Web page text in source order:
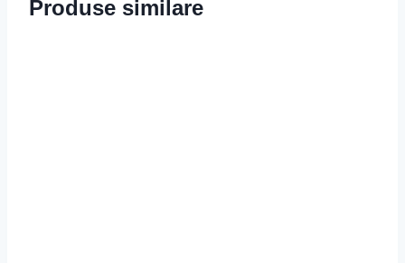
Produse similare